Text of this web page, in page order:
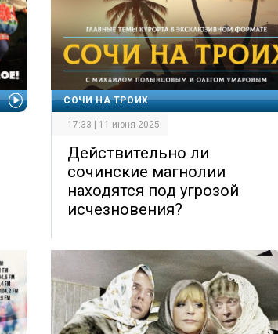
СОЧИ НА ТРОИХ
17:33 | 11 июня 2025
Действительно ли
сочинские магнолии
находятся под угрозой
исчезновения?